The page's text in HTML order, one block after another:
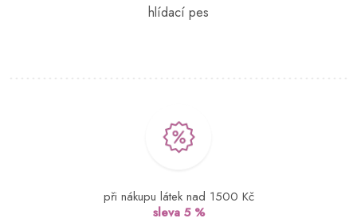
při nákupu látek nad 1500 Kč
sleva 5 %